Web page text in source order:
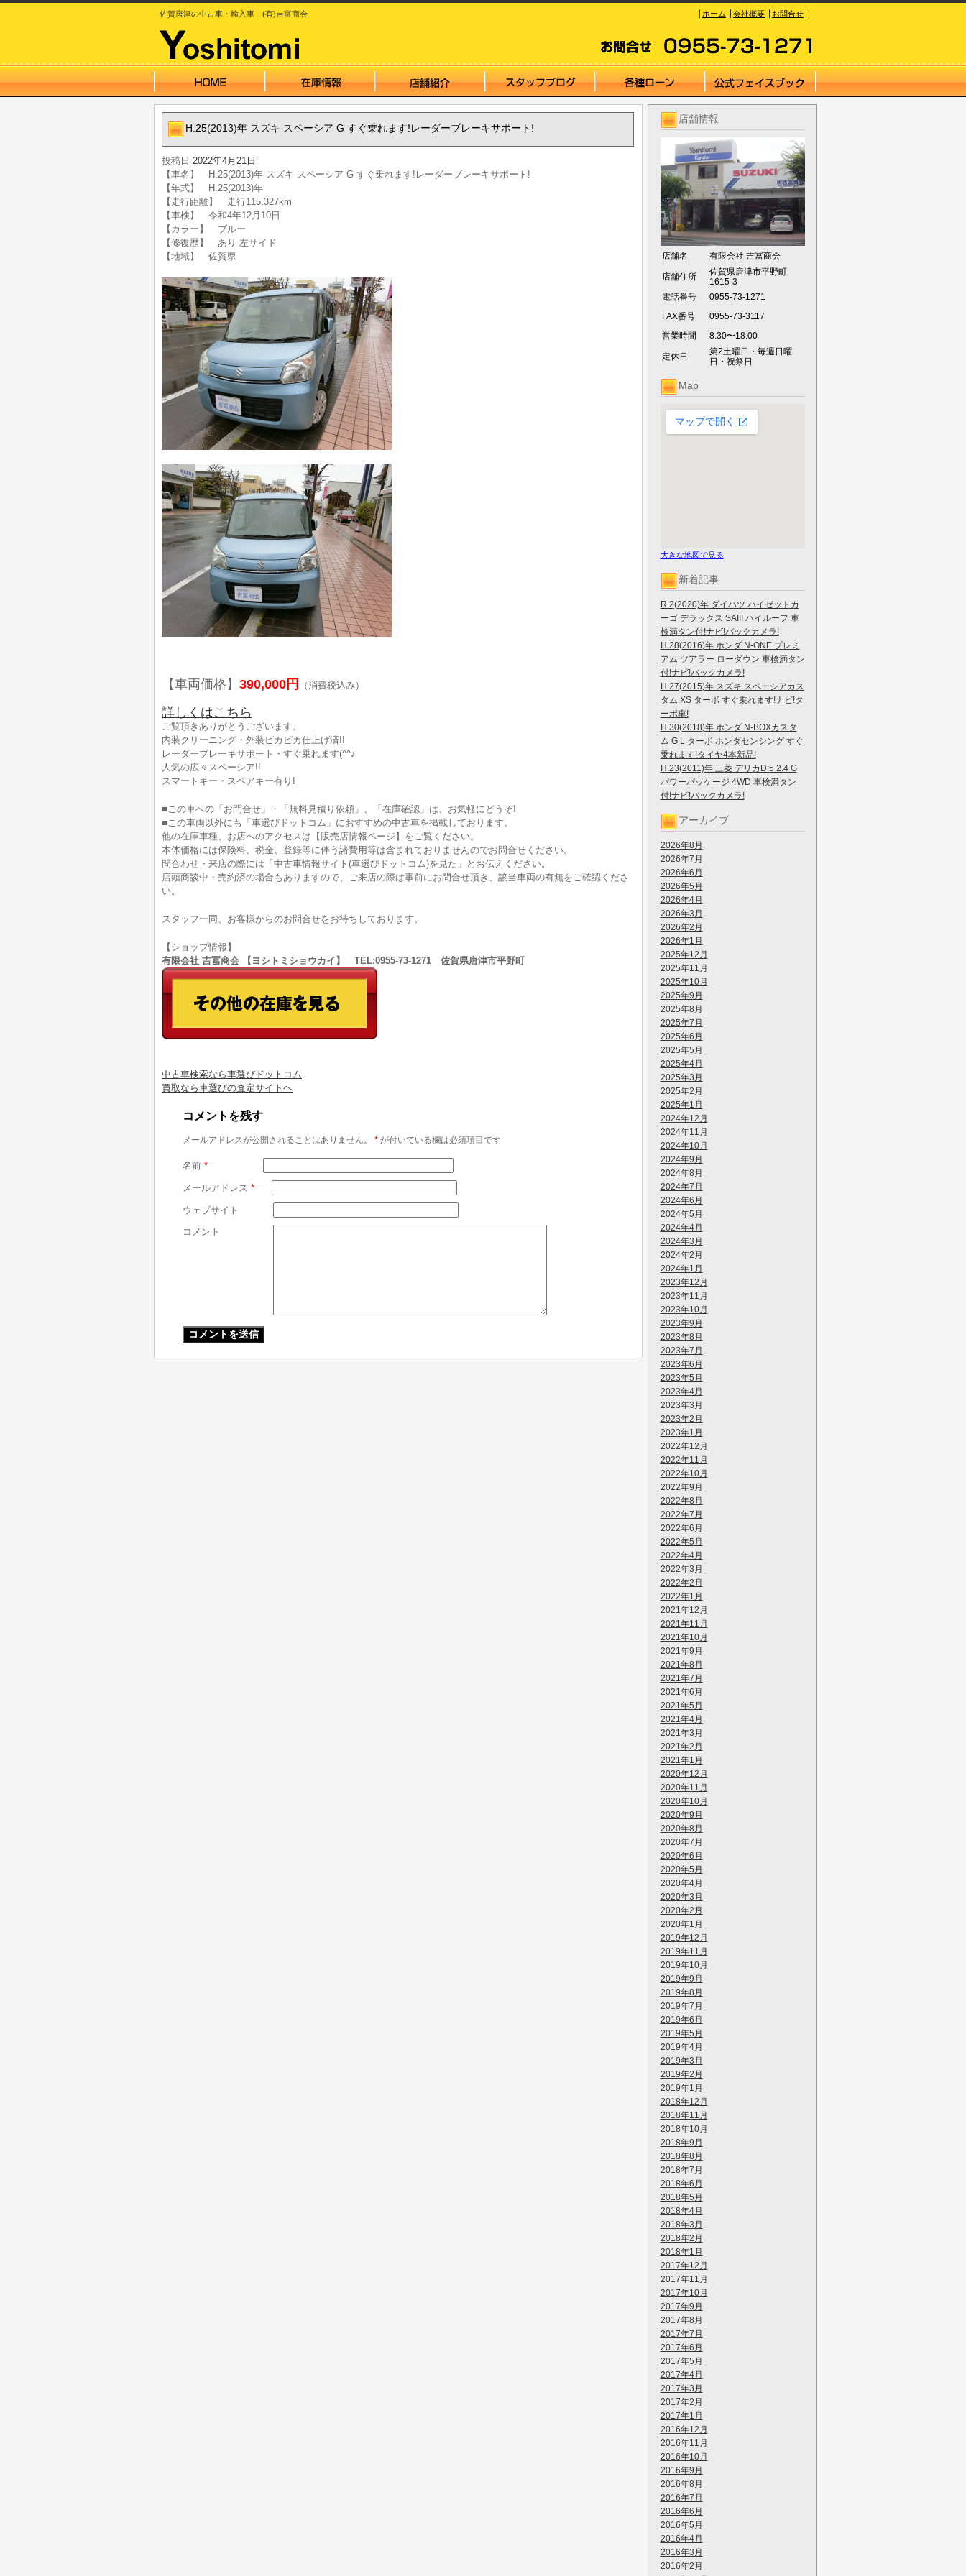
佐賀唐津の中古車・輸入車 (有)吉富商会 ホーム 会社概要 お問合せ
店舗情報
店舗名 有限会社 吉冨商会
店舗住所
佐賀県唐津市平野町
1615-3
電話番号
0955-73-1271
FAX番号
0955-73-3117
営業時間
8:30〜18:00
定休日
第2土曜日・毎週日曜
日・祝祭日
Map
大きな地図で見る
新着記事
R.2(2020)年 ダイハツ ハイゼットカ
ーゴ デラックス SAIII ハイルーフ 車
検満タン付!ナビ!バックカメラ!
H.28(2016)年 ホンダ N-ONE プレミ
アム ツアラー ローダウン 車検満タン
付!ナビ!バックカメラ!
H.27(2015)年 スズキ スペーシアカス
タム XS ターボ すぐ乗れます!ナビ!タ
ーボ車!
H.30(2018)年 ホンダ N-BOXカスタ
ム G L ターボ ホンダセンシング すぐ
乗れます!タイヤ4本新品!
H.23(2011)年 三菱 デリカD:5 2.4 G
パワーパッケージ 4WD 車検満タン
付!ナビ!バックカメラ!
アーカイブ
2026年8月
2026年7月
2026年6月
2026年5月
2026年4月
2026年3月
2026年2月
2026年1月
2025年12月
2025年11月
2025年10月
2025年9月
2025年8月
2025年7月
2025年6月
2025年5月
2025年4月
2025年3月
2025年2月
2025年1月
2024年12月
2024年11月
2024年10月
2024年9月
2024年8月
2024年7月
2024年6月
2024年5月
2024年4月
2024年3月
2024年2月
2024年1月
2023年12月
2023年11月
2023年10月
2023年9月
2023年8月
2023年7月
2023年6月
2023年5月
2023年4月
2023年3月
2023年2月
2023年1月
2022年12月
2022年11月
2022年10月
2022年9月
2022年8月
2022年7月
2022年6月
2022年5月
2022年4月
2022年3月
2022年2月
2022年1月
2021年12月
2021年11月
2021年10月
2021年9月
2021年8月
2021年7月
2021年6月
2021年5月
2021年4月
2021年3月
2021年2月
2021年1月
2020年12月
2020年11月
2020年10月
2020年9月
2020年8月
2020年7月
2020年6月
2020年5月
2020年4月
2020年3月
2020年2月
2020年1月
2019年12月
2019年11月
2019年10月
2019年9月
2019年8月
2019年7月
2019年6月
2019年5月
2019年4月
2019年3月
2019年2月
2019年1月
2018年12月
2018年11月
2018年10月
2018年9月
2018年8月
2018年7月
2018年6月
2018年5月
2018年4月
2018年3月
2018年2月
2018年1月
2017年12月
2017年11月
2017年10月
2017年9月
2017年8月
2017年7月
2017年6月
2017年5月
2017年4月
2017年3月
2017年2月
2017年1月
2016年12月
2016年11月
2016年10月
2016年9月
2016年8月
2016年7月
2016年6月
2016年5月
2016年4月
2016年3月
2016年2月
H.25(2013)年 スズキ スペーシア G すぐ乗れます!レーダーブレーキサポート!
投稿日 2022年4月21日
【車名】 H.25(2013)年 スズキ スペーシア G すぐ乗れます!レーダーブレーキサポート!
【年式】 H.25(2013)年
【走行距離】 走行115,327km
【車検】 令和4年12月10日
【カラー】 ブルー
【修復歴】 あり 左サイド
【地域】 佐賀県
【車両価格】 390,000円 （消費税込み）
詳しくはこちら
ご覧頂きありがとうございます。
内装クリーニング・外装ピカピカ仕上げ済!!
レーダーブレーキサポート・すぐ乗れます(^^♪
人気の広々スペーシア!!
スマートキー・スペアキー有り!
■この車への「お問合せ」・「無料見積り依頼」、「在庫確認」は、お気軽にどうぞ!
■この車両以外にも「車選びドットコム」におすすめの中古車を掲載しております。
他の在庫車種、お店へのアクセスは【販売店情報ページ】をご覧ください。
本体価格には保険料、税金、登録等に伴う諸費用等は含まれておりませんのでお問合せください。
問合わせ・来店の際には「中古車情報サイト(車選びドットコム)を見た」とお伝えください。
店頭商談中・売約済の場合もありますので、ご来店の際は事前にお問合せ頂き、該当車両の有無をご確認くださ
い。
スタッフ一同、お客様からのお問合せをお待ちしております。
【ショップ情報】
有限会社 吉冨商会 【ヨシトミショウカイ】 TEL:0955-73-1271 佐賀県唐津市平野町
中古車検索なら車選びドットコム
買取なら車選びの査定サイトヘ
コメントを残す
メールアドレスが公開されることはありません。 * が付いている欄は必須項目です
名前 *
メールアドレス *
ウェブサイト
コメント